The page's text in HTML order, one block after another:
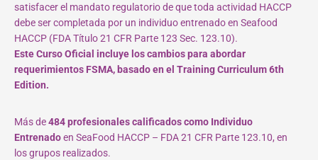
satisfacer el mandato regulatorio de que toda actividad HACCP
debe ser completada por un individuo entrenado en Seafood
HACCP (FDA Título 21 CFR Parte 123 Sec. 123.10).
Este Curso Oficial incluye los cambios para abordar
requerimientos FSMA, basado en el Training Curriculum 6th
Edition.
Más de484 profesionales calificados como Individuo
Entrenadoen SeaFood HACCP – FDA 21 CFR Parte 123.10, en
los grupos realizados.